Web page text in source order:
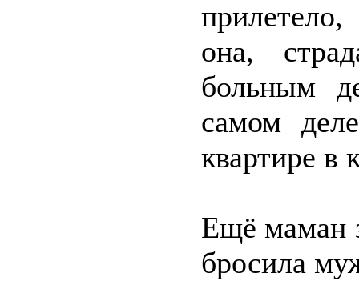
она,
больным
самом
квартире в
Ещё маман
бросила